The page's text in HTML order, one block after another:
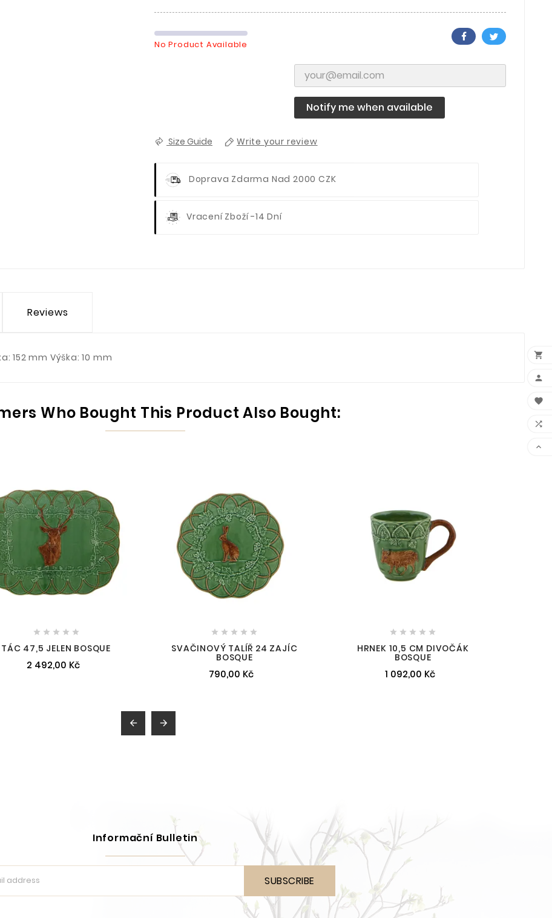
No Product Available
Notify me when available
Size Guide Write your review
Doprava Zdarma Nad 2000 CZK
Vracení Zboží -14 Dní
Reviews
152 mm Výška: 10 mm
Who Bought This Product Also Bought:
    
TÁC 47,5 JELEN BOSQUE
2 492,00 Kč
    
SVAČINOVÝ TALÍŘ 24 ZAJÍC
BOSQUE
790,00 Kč
    
HRNEK 10,5 CM DIVOČÁK
BOSQUE
1 092,00 Kč
 
Informační Bulletin
SUBSCRIBE




